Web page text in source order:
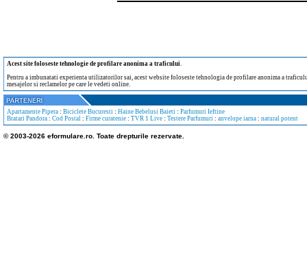
Acest site foloseste tehnologie de profilare anonima a traficului.
Pentru a imbunatati experienta utilizatorilor sai, acest website foloseste tehnologia de profilare anonima a
mesajelor si reclamelor pe care le vedeti online.
Apartamente Pipera : Biciclete Bucuresti : Haine Bebelusi Baieti : Parfumuri Ieftine
Bratari Pandora : Cod Postal : Firme curatenie : TVR 1 Live : Testere Parfumuri : anvelope iarna : natural potent
© 2003-2026 eformulare.ro. Toate drepturile rezervate.